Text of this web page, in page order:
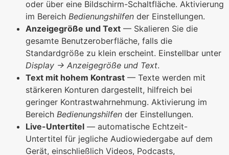
oder über eine Bildschirm-Schaltfläche. Aktivierung
im Bereich Bedienungshilfen der Einstellungen.
Anzeigegröße und Text — Skalieren Sie die
gesamte Benutzeroberfläche, falls die
Standardgröße zu klein erscheint. Einstellbar unter
Display → Anzeigegröße und Text.
Text mit hohem Kontrast — Texte werden mit
stärkeren Konturen dargestellt, hilfreich bei
geringer Kontrastwahrnehmung. Aktivierung im
Bereich Bedienungshilfen der Einstellungen.
Live-Untertitel — automatische Echtzeit-
Untertitel für jegliche Audiowiedergabe auf dem
Gerät, einschließlich Videos, Podcasts,